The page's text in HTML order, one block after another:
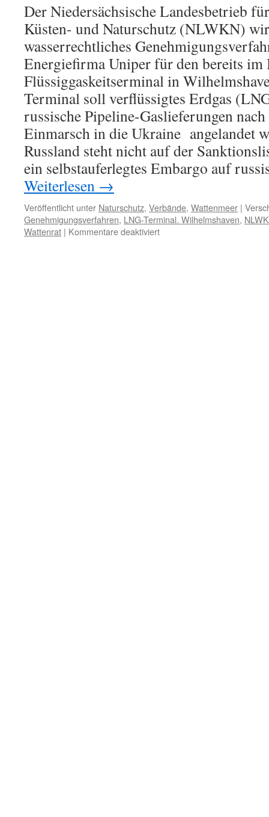
(LNG)
mit
Tankschiffen
Der Niedersächsische Landesbetrieb
Küsten- und Naturschutz (NLWKN)
wasserrechtliches
Energiefirma Uniper für den bereits im
Flüssiggaskeitserminal in
Terminal soll verflüssigtes Erdgas
russische Pipeline-Gaslieferungen
Einmarsch in die Ukraine angelandet
Russland steht nicht auf der
ein selbstauferlegtes Embargo auf
Weiterlesen →
Veröffentlicht unter Naturschutz, Verbände, Wattenmeer |
Genehmigungsverfahren, LNG-Terminal. Wilhelmshaven,
Wattenrat | Kommentare deaktiviertfür